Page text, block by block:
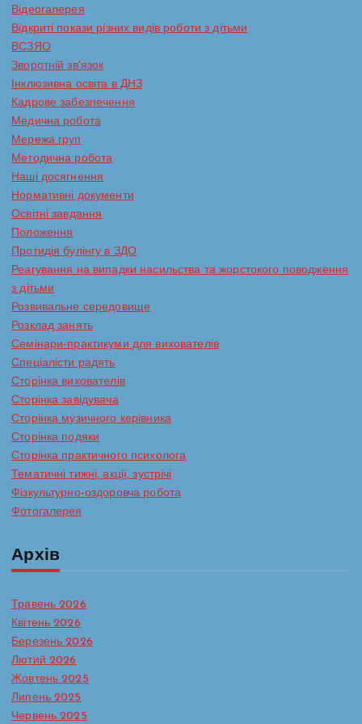
в
Відеогалерея
Відкриті покази різних видів роботи з дітьми
ВСЗЯО
Зворотній зв'язок
Інклюзивна освіта в ДНЗ
Кадрове забезпечення
Медична робота
Мережа груп
Методична робота
Наші досягнення
Нормативні документи
Освітні завдання
Положення
Протидія булінгу в ЗДО
Реагування на випадки насильства та жорстокого поводження
з дітьми
Розвивальне середовище
Розклад занять
Семінари-практикуми для вихователів
Спеціалісти радять
Сторінка вихователів
Сторінка завідувача
Сторінка музичного керівника
Сторінка подяки
Сторінка практичного психолога
Тематичні тижні, акції, зустрічі
Фізкультурно-оздоровча робота
Фотогалерея
Архів
Травень 2026
Квітень 2026
Березень 2026
Лютий 2026
Жовтень 2025
Липень 2025
Червень 2025